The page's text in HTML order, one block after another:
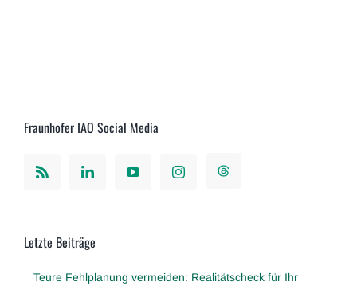
Fraunhofer IAO Social Media
Letzte Beiträge
Teure Fehlplanung vermeiden: Realitätscheck für Ihr